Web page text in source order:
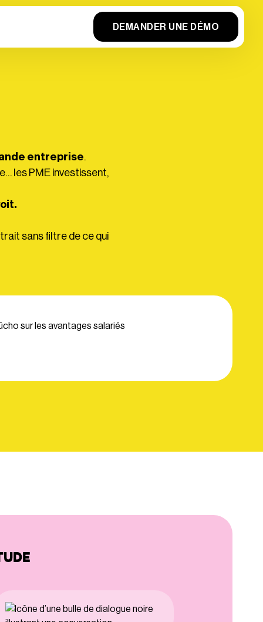
DEMANDER UNE DÉMO
entreprise.
les PME investissent,
sans filtre de ce qui